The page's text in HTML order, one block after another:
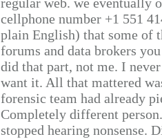
cellphone number +1 551
plain English) that some of
forums and data brokers
did that part, not me. I
want it. All that mattered
forensic team had already
Completely different
stopped hearing nonsense.